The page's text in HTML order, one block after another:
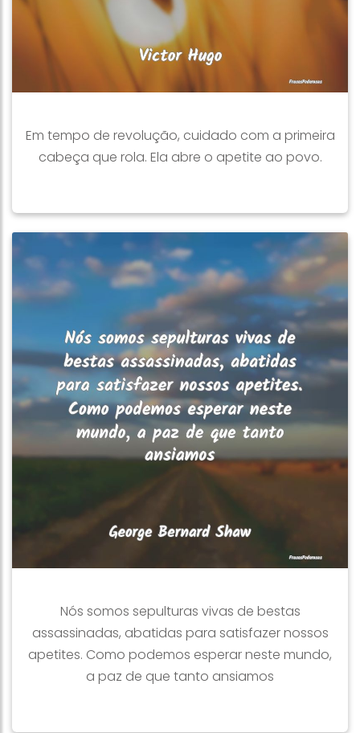
Em tempo de revolução, cuidado com a primeira
cabeça que rola. Ela abre o apetite ao povo.
Nós somos sepulturas vivas de bestas
assassinadas, abatidas para satisfazer nossos
apetites. Como podemos esperar neste mundo,
a paz de que tanto ansiamos